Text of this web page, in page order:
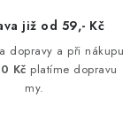
již od 59,- Kč
dopravy a při nákupu
Kč platíme dopravu
my.